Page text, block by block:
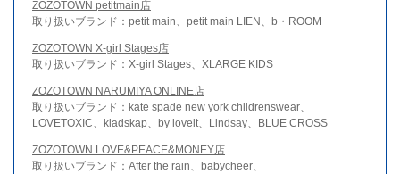
ZOZOTOWN petitmain店
取り扱いブランド：petit main、petit main LIEN、b・ROOM
ZOZOTOWN X-girl Stages店
取り扱いブランド：X-girl Stages、XLARGE KIDS
ZOZOTOWN NARUMIYA ONLINE店
取り扱いブランド：kate spade new york childrenswear、
LOVETOXIC、kladskap、by loveit、Lindsay、BLUE CROSS
ZOZOTOWN LOVE&PEACE&MONEY店
取り扱いブランド：After the rain、babycheer、